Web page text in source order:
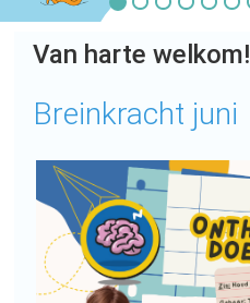
Van harte welkom!
Breinkracht juni